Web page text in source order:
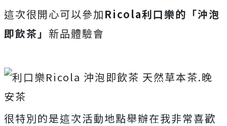
這次很開心可以參加Ricola利口樂的「沖泡
即飲茶」 新品體驗會
很特別的是這次活動地點舉辦在我非常喜歡